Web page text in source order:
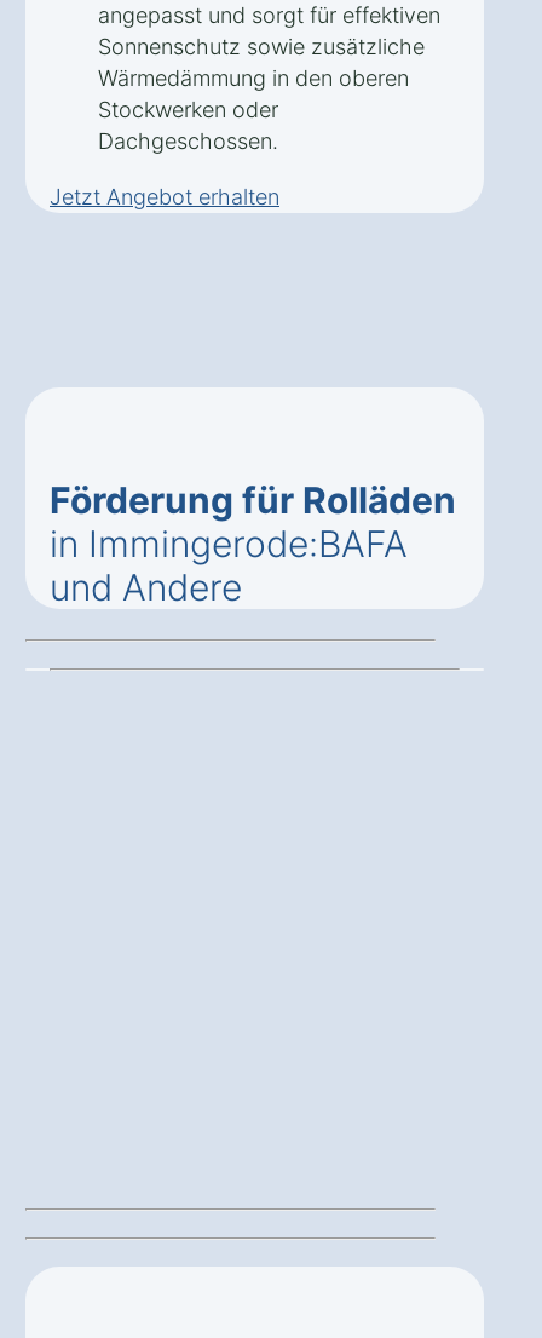
angepasst und sorgt für effektiven
Sonnenschutz sowie zusätzliche
Wärmedämmung in den oberen
Stockwerken oder
Dachgeschossen.
Jetzt Angebot erhalten
Förderung für Rolläden
in Immingerode:BAFA
und Andere